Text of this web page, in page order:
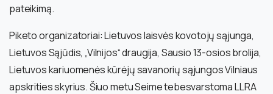
pateikimą.
Piketo organizatoriai: Lietuvos laisvės kovotojų sąjunga,
Lietuvos Sąjūdis, „Vilnijos“ draugija, Sausio 13-osios brolija,
Lietuvos kariuomenės kūrėjų savanorių sąjungos Vilniaus
apskrities skyrius. Šiuo metu Seime tebesvarstoma LLRA